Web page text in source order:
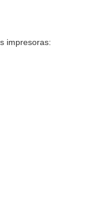
impresoras: